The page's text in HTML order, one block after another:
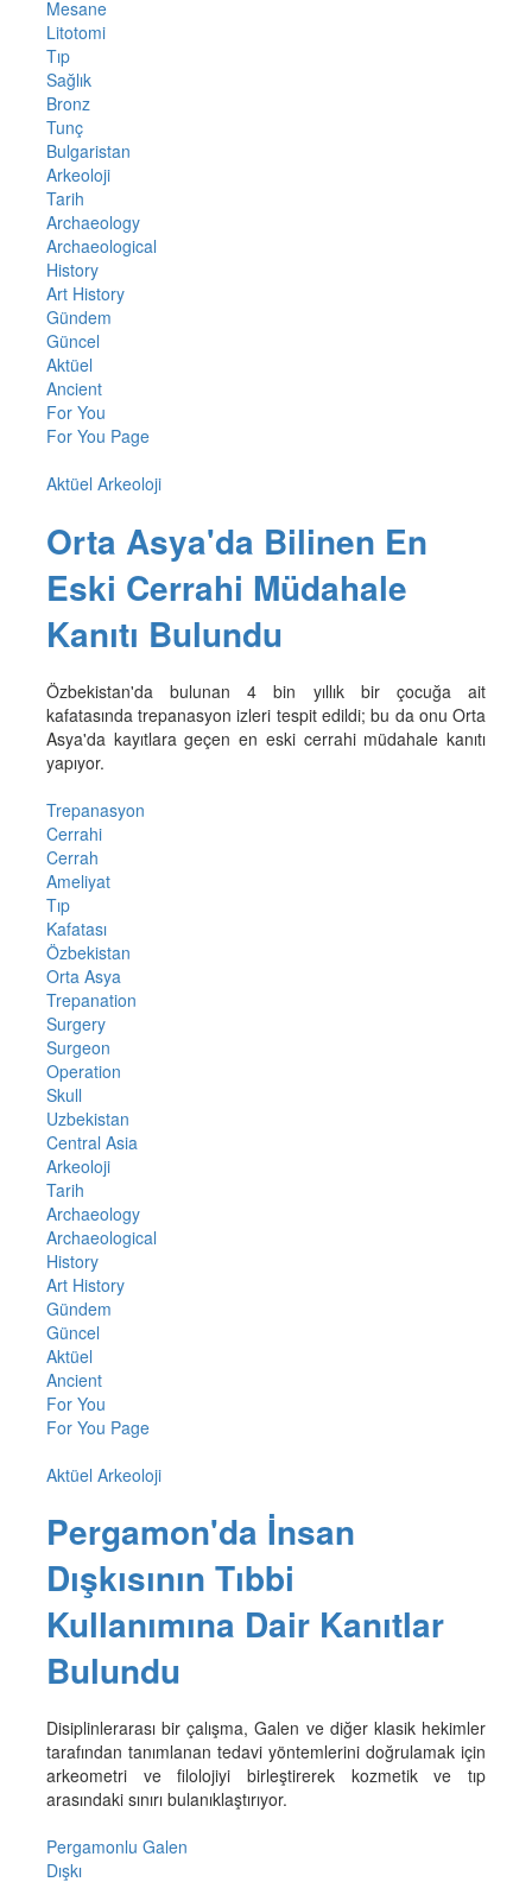
Mesane
Litotomi
Tıp
Sağlık
Bronz
Tunç
Bulgaristan
Arkeoloji
Tarih
Archaeology
Archaeological
History
Art History
Gündem
Güncel
Aktüel
Ancient
For You
For You Page
Aktüel Arkeoloji
Orta Asya'da Bilinen En
Eski Cerrahi Müdahale
Kanıtı Bulundu
Özbekistan'da bulunan 4 bin yıllık bir çocuğa ait
kafatasında trepanasyon izleri tespit edildi; bu da onu Orta
Asya'da kayıtlara geçen en eski cerrahi müdahale kanıtı
yapıyor.
Trepanasyon
Cerrahi
Cerrah
Ameliyat
Tıp
Kafatası
Özbekistan
Orta Asya
Trepanation
Surgery
Surgeon
Operation
Skull
Uzbekistan
Central Asia
Arkeoloji
Tarih
Archaeology
Archaeological
History
Art History
Gündem
Güncel
Aktüel
Ancient
For You
For You Page
Aktüel Arkeoloji
Pergamon'da İnsan
Dışkısının Tıbbi
Kullanımına Dair Kanıtlar
Bulundu
Disiplinlerarası bir çalışma, Galen ve diğer klasik hekimler
tarafından tanımlanan tedavi yöntemlerini doğrulamak için
arkeometri ve filolojiyi birleştirerek kozmetik ve tıp
arasındaki sınırı bulanıklaştırıyor.
Pergamonlu Galen
Dışkı